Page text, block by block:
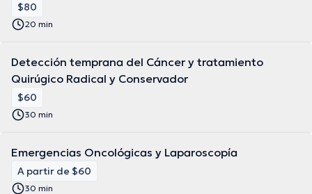
$80
20 min
Detección temprana del Cáncer y tratamiento
Quirúgico Radical y Conservador
$60
30 min
Emergencias Oncológicas y Laparoscopía
A partir de $60
30 min